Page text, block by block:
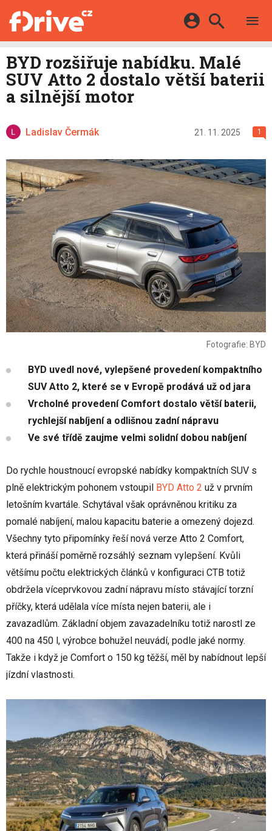
KATALOG
MAPA STANIC
DALŠÍ
HYBRIDY
E-MOTORSPORT
OSTATNÍ
Facebook Google
BYD rozšiřuje nabídku. Malé
SUV Atto 2 dostalo větší baterii
a silnější motor
Ladislav Čermák 21. 11. 2025 1
Fotografie: BYD
BYD uvedl nové, vylepšené provedení kompaktního
SUV Atto 2, které se v Evropě prodává už od jara
Vrcholné provedení Comfort dostalo větší baterii,
rychlejší nabíjení a odlišnou zadní nápravu
Ve své třídě zaujme velmi solidní dobou nabíjení
Do rychle houstnoucí evropské nabídky kompaktních SUV s
plně elektrickým pohonem vstoupil BYD Atto 2 už v prvním
letošním kvartále. Schytával však oprávněnou kritiku za
pomalé nabíjení, malou kapacitu baterie a omezený dojezd.
Všechny tyto připomínky řeší nová verze Atto 2 Comfort,
která přináší poměrně rozsáhlý seznam vylepšení. Kvůli
většímu počtu elektrických článků v konfiguraci CTB totiž
obdržela víceprvkovou zadní nápravu místo stávající torzní
příčky, která udělala více místa nejen baterii, ale i
zavazadlům. Základní objem zavazadelníku totiž narostl ze
400 na 450 l, výrobce bohužel neuvádí, podle jaké normy.
Takže i když je Comfort o 150 kg těžší, měl by nabídnout lepší
jízdní vlastnosti.